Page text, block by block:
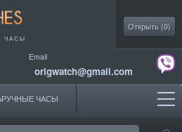
ЧАСЫ
Email
origwatch@gmail.com
Открыть (0)
ЧАСЫ